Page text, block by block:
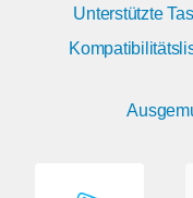
Unterstützte